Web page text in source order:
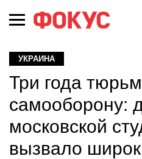
УКРАИНА
Три года
самооборону:
московской
вызвало